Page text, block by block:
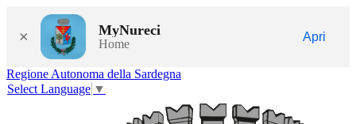
× MyNureci
Home
Apri
Regione Autonoma della Sardegna
Select Language ▼